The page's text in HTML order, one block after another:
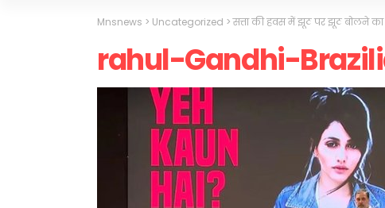
Mnsnews > Uncategorized >सत्ता की हवस में झूठ पर झूठ बोलने का
rahul-Gandhi-